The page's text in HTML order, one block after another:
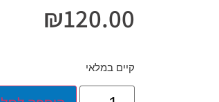
₪120.00
קיים במלאי